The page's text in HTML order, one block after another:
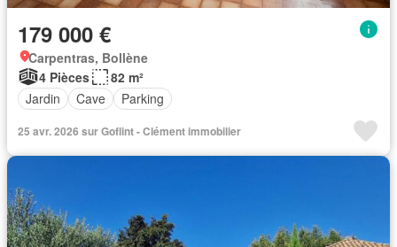
179 000 €
Carpentras, Bollène
4 Pièces
82 m²
Jardin
Cave Parking
25 avr. 2026 sur Goflint - Clément immobilier